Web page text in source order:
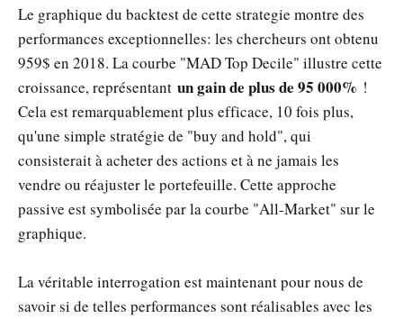
Le graphique du backtest de cette strategie montre des
performances exceptionnelles: les chercheurs ont obtenu
959$ en 2018. La courbe "MAD Top Decile" illustre cette
croissance, représentant un gain de plus de 95 000% !
Cela est remarquablement plus efficace, 10 fois plus,
qu'une simple stratégie de "buy and hold", qui
consisterait à acheter des actions et à ne jamais les
vendre ou réajuster le portefeuille. Cette approche
passive est symbolisée par la courbe "All-Market" sur le
graphique.
La véritable interrogation est maintenant pour nous de
savoir si de telles performances sont réalisables avec les